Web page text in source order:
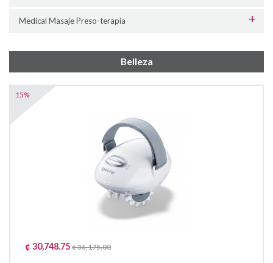
Medical Masaje Preso-terapia
Belleza
¢ 30,748.75 ¢ 36,175.00
15%